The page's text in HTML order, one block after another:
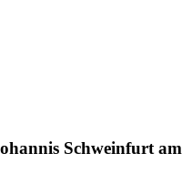
Schweinfurt am